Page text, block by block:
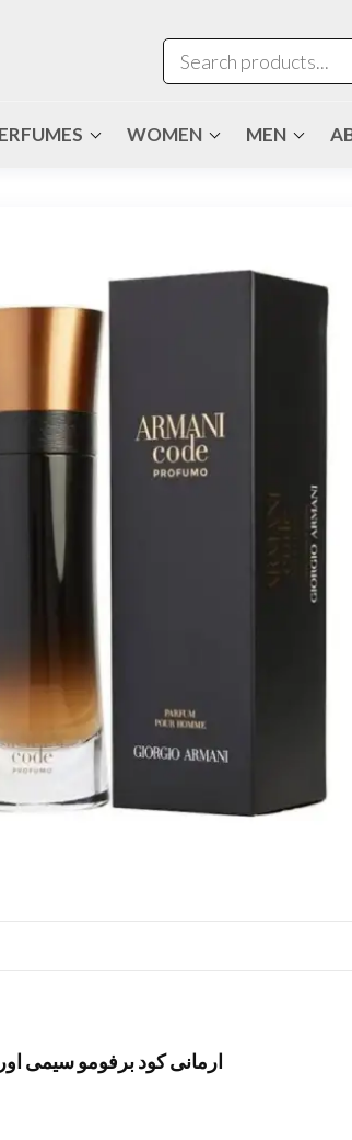
WOMEN MEN
ارمانى كود برفومو سيمى اوريجينال